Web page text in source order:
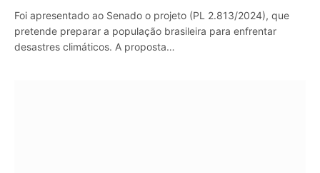
Foi apresentado ao Senado o projeto (PL 2.813/2024), que
pretende preparar a população brasileira para enfrentar
desastres climáticos. A proposta…